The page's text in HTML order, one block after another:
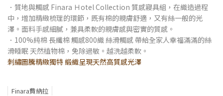
．質地與觸感 Finara Ｈotel Collection 質感寢具組，在織造過程
中，增加精緻梳理的環節，既有棉的親膚舒適，又有絲一般的光
澤。面料手感細膩，兼具柔軟的親膚感與密實的質感。
．100%純棉 長纖棉 觸感800織 絲滑觸感 帶給全家人幸福滿滿的絲
滑睡眠 天然植物棉，免除過敏。越洗越柔軟。
刺繡圖騰精緻獨特 緞織呈現天然高質感光澤
Finara費納拉